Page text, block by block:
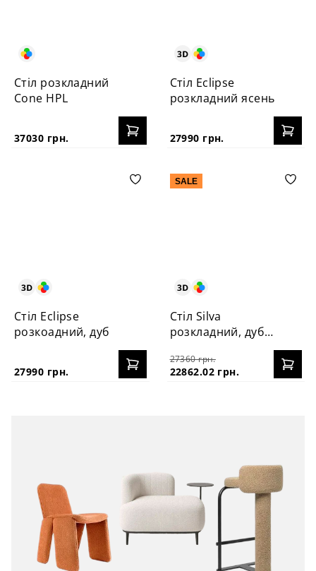
Стіл розкладний
Cone HPL
37030 грн.
Стіл Eclipse
розкладний ясень
27990 грн.
Стіл Eclipse
розкоадний, дуб
27990 грн.
SALE
Стіл Silva
розкладний, дуб
27360 грн.
22862.02 грн.